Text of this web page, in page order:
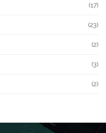
(17)
(23)
(2)
(3)
(2)